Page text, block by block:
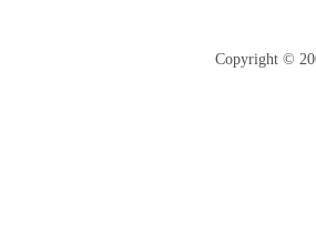
Copyright ©